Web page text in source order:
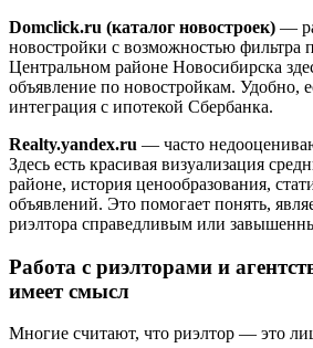
Domclick.ru (каталог новостроек) —
новостройки с возможностью фильтра
Центральном районе Новосибирска
объявление по новостройкам. Удобно,
интеграция с ипотекой Сбербанка.
Realty.yandex.ru — часто
Здесь есть красивая визуализация
районе, история ценообразования,
объявлений. Это помогает понять,
риэлтора справедливым или
Работа с риэлторами и
имеет смысл
Многие считают, что риэлтор — это